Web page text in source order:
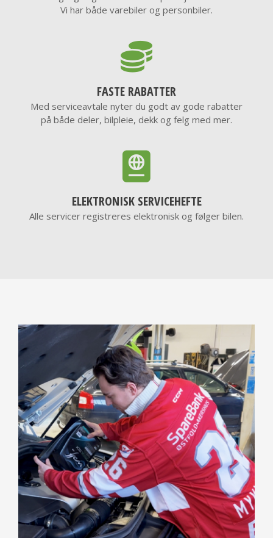
Vi har både varebiler og personbiler.
FASTE RABATTER
Med serviceavtale nyter du godt av gode rabatter
på både deler, bilpleie, dekk og felg med mer.
ELEKTRONISK SERVICEHEFTE
Alle servicer registreres elektronisk og følger bilen.